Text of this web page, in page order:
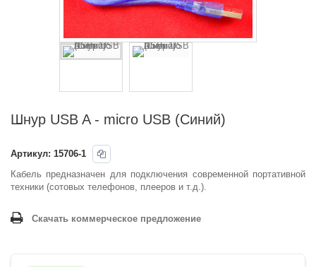
Шнур USB A - micro USB (Синий)
Артикул: 15706-1
Кабель предназначен для подключения современной портативной
техники (сотовых телефонов, плееров и т.д.).
Скачать коммерческое предложение